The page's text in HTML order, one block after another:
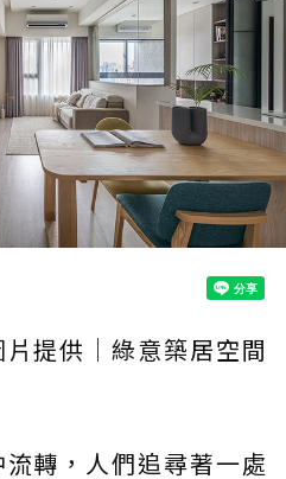
片提供｜綠意築居空間
轉，人們追尋著一處